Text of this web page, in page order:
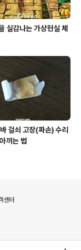
실감나는 가상현실 체
걸쇠 고장(파손) 수리
끼는 법
센터